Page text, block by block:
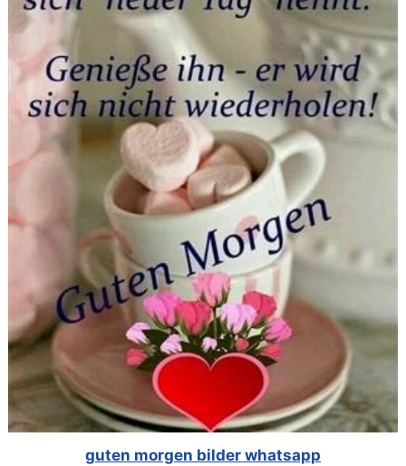
guten morgen bilder whatsapp